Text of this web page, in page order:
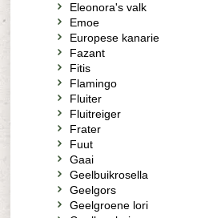
Eleonora's valk
Emoe
Europese kanarie
Fazant
Fitis
Flamingo
Fluiter
Fluitreiger
Frater
Fuut
Gaai
Geelbuikrosella
Geelgors
Geelgroene lori